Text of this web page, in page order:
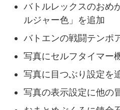
バトルレックスのおめ
ルジャー色」を追加
バトエンの戦闘テンポ
写真にセルフタイマー
写真に目つぶり設定を
写真の表示設定に他の